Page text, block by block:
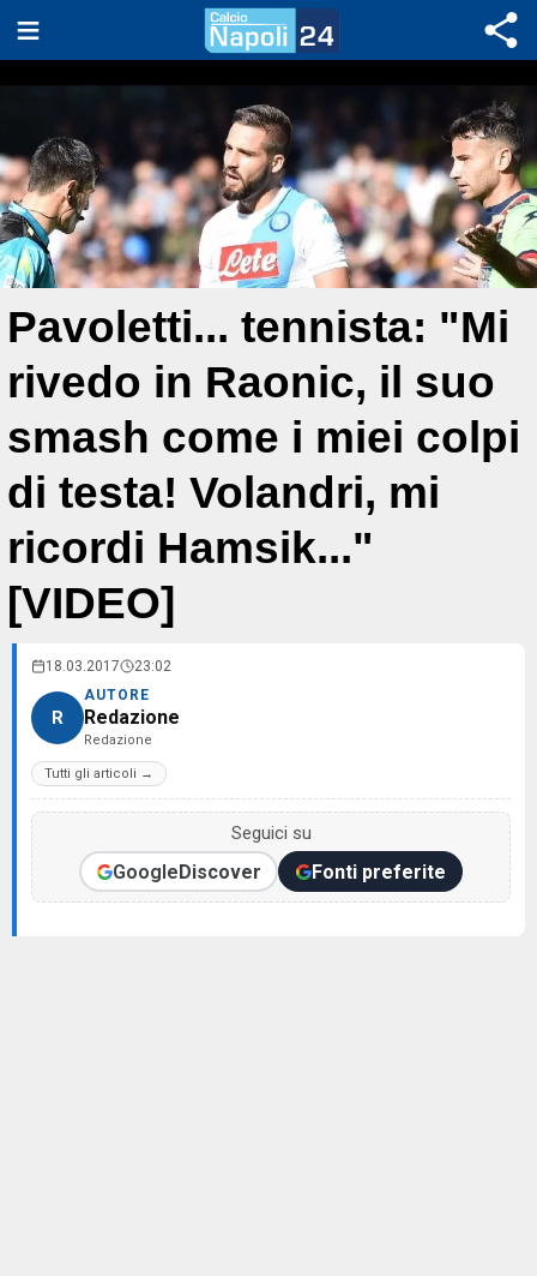
Pavoletti... tennista: "Mi
rivedo in Raonic, il suo
smash come i miei colpi
di testa! Volandri, mi
ricordi Hamsik..."
[VIDEO]
18.03.2017 23:02
R
AUTORE
Redazione
Redazione
Tutti gli articoli →
Seguici su
GoogleDiscover Fonti preferite